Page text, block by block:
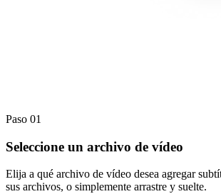
Paso 01
Seleccione un archivo de vídeo
Elija a qué archivo de vídeo desea agregar
sus archivos, o simplemente arrastre y suelte.